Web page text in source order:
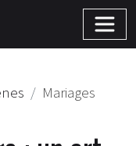
Mariages